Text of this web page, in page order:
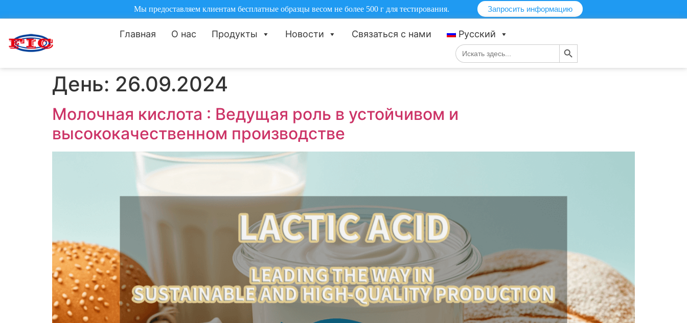
Мы предоставляем клиентам бесплатные образцы весом не более 500 г для тестирования. Запросить информацию
Главная О нас Продукты Новости Связаться с нами Русский
Искать: Кнопка поиска
День: 26.09.2024
Молочная кислота : Ведущая роль в устойчивом и
высококачественном производстве